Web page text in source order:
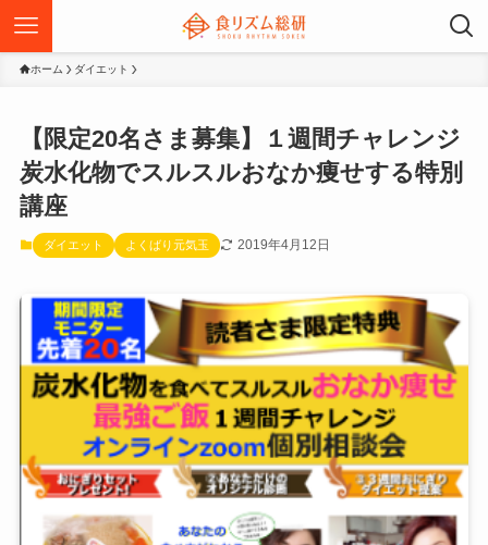
ホーム ダイエット
【限定20名さま募集】１週間チャレンジ
炭水化物でスルスルおなか痩せする特別
講座
ダイエット よくばり元気玉 2019年4月12日